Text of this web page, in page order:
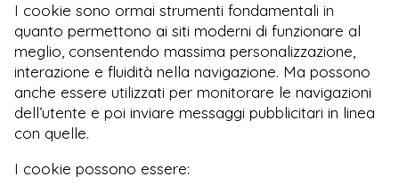
I cookie sono ormai strumenti fondamentali in
quanto permettono ai siti moderni di funzionare al
meglio, consentendo massima personalizzazione,
interazione e fluidità nella navigazione. Ma possono
anche essere utilizzati per monitorare le navigazioni
dell’utente e poi inviare messaggi pubblicitari in linea
con quelle.
I cookie possono essere: